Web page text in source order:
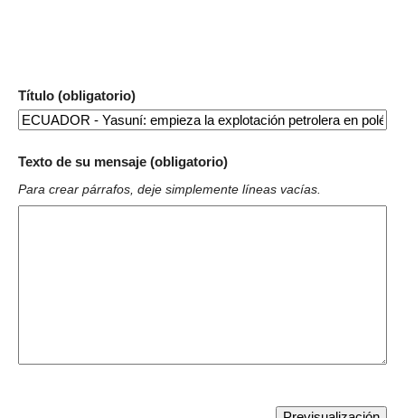
Título (obligatorio)
Texto de su mensaje (obligatorio)
Para crear párrafos, deje simplemente líneas vacías.